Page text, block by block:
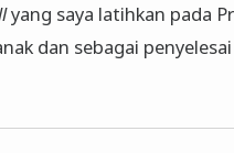
yang saya latihkan pada
dan sebagai